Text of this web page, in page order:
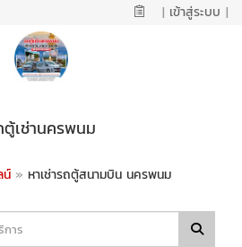
| เข้าสู่ระบบ |
ตู้เช่านครพนม
น์ » หาเช่ารถตู้สนามบิน นครพนม